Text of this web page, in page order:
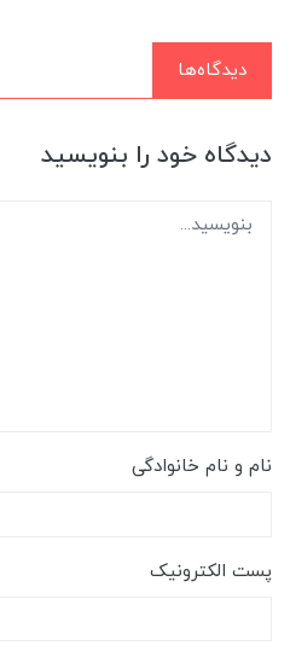
دیدگاه‌ها
دیدگاه خود را بنویسید
نام و نام خانوادگی
پست الکترونیک